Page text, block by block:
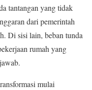
tantangan yang tidak
dari pemerintah
Di sisi lain, beban tunda
rumah yang
mulai